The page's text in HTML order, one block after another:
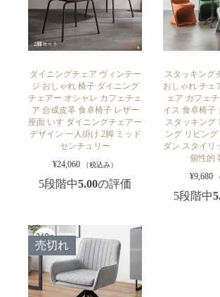
ダイニングチェア ヴィンテー
ジ おしゃれ 椅子 ダイニング
チェアー オシャレ カフェチェ
ア 合成皮革 食卓椅子 レザー
座面 いす ダイニングチェアー
デザイン 一人掛け 2脚 ミッド
センチュリー
¥24,060 （税込み）
5段階中5.00の評価
スタッキング
おしゃれ チェ
ェア カフェ
イス 食卓椅子
スタッキング
ング リビン
ダン スタイリ
個性的
¥9,680
5段階中
売切れ